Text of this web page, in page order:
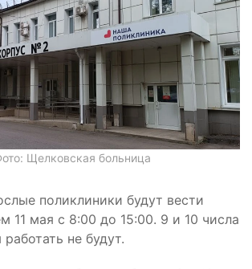
Щелковская больница
поликлиники будут вести
11 мая с 8:00 до 15:00. 9 и 10 числа
не будут.